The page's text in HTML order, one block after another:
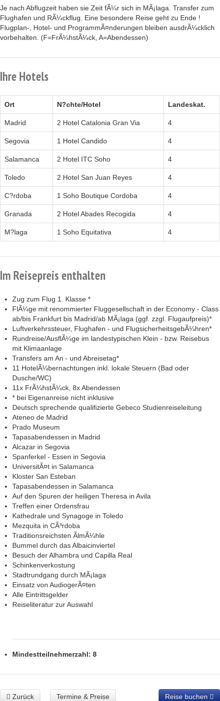
Je nach Abflugzeit haben sie Zeit fÃ¼r sich in MÃ¡laga. Transfer zum
Flughafen und RÃ¼ckflug. Eine besondere Reise geht zu Ende !
Flugplan-, Hotel- und ProgrammÃ¤nderungen bleiben ausdrÃ¼cklich
vorbehalten. (F=FrÃ¼hstÃ¼ck, A=Abendessen)
Ihre Hotels
Ort N?chte/Hotel Landeskat.
Madrid 2 Hotel Catalonia Gran Via 4
Segovia 1 Hotel Candido 4
Salamanca 2 Hotel ITC Soho 4
Toledo 2 Hotel San Juan Reyes 4
C?rdoba 1 Soho Boutique Cordoba 4
Granada 2 Hotel Abades Recogida 4
M?laga 1 Soho Equitativa 4
Im Reisepreis enthalten
Zug zum Flug 1. Klasse *
FlÃ¼ge mit renommierter Fluggesellschaft in der Economy - Class
ab/bis Frankfurt bis Madrid/ab MÃ¡laga (ggf. zzgl. Flugaufpreis)*
Luftverkehrssteuer, Flughafen - und FlugsicherheitsgebÃ¼hren*
Rundreise/AusflÃ¼ge im landestypischen Klein - bzw. Reisebus
mit Klimaanlage
Transfers am An - und Abreisetag*
11 HotelÃ¼bernachtungen inkl. lokale Steuern (Bad oder
Dusche/WC)
11x FrÃ¼hstÃ¼ck, 8x Abendessen
* bei Eigenanreise nicht inklusive
Deutsch sprechende qualifizierte Gebeco Studienreiseleitung
Ateneo de Madrid
Prado Museum
Tapasabendessen in Madrid
Alcazar in Segovia
Spanferkel - Essen in Segovia
UniversitÃ¤t in Salamanca
Kloster San Esteban
Tapasabendessen in Salamanca
Auf den Spuren der heiligen Theresa in Avila
Treffen einer Ordensfrau
Kathedrale und Synagoge in Toledo
Mezquita in CÃ³rdoba
Traditionsreichsten ÃlmÃ¼hle
Bummel durch das Albaicinviertel
Besuch der Alhambra und Capilla Real
Schinkenverkostung
Stadtrundgang durch MÃ¡laga
Einsatz von AudiogerÃ¤ten
Alle Eintrittsgelder
Reiseliteratur zur Auswahl
Mindestteilnehmerzahl: 8
Zurück Reise buchen
Termine & Preise